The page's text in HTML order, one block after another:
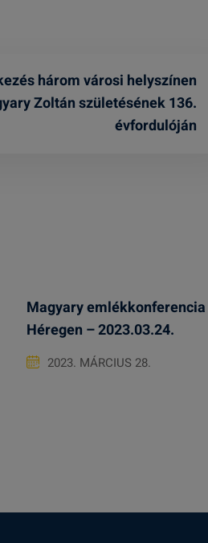
három városi helyszínen
Zoltán születésének 136.
évfordulóján
Magyary emlékkonferencia
Héregen – 2023.03.24.
2023. MÁRCIUS 28.